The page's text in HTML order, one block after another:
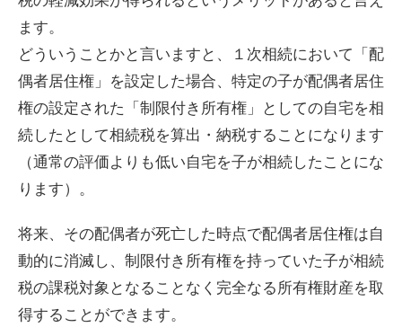
ます。
どういうことかと言いますと、１次相続において「配
偶者居住権」を設定した場合、特定の子が配偶者居住
権の設定された「制限付き所有権」としての自宅を相
続したとして相続税を算出・納税することになります
（通常の評価よりも低い自宅を子が相続したことにな
ります）。
将来、その配偶者が死亡した時点で配偶者居住権は自
動的に消滅し、制限付き所有権を持っていた子が相続
税の課税対象となることなく完全なる所有権財産を取
得することができます。